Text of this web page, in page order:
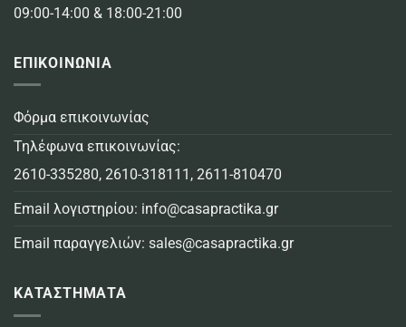
09:00-14:00 & 18:00-21:00
ΕΠΙΚΟΙΝΩΝΙΑ
Φόρμα επικοινωνίας
Τηλέφωνα επικοινωνίας:
2610-335280, 2610-318111 , 2611-810470
Email λογιστηρίου: info@casapractika.gr
Email παραγγελιών: sales@casapractika.gr
ΚΑΤΑΣΤΗΜΑΤΑ